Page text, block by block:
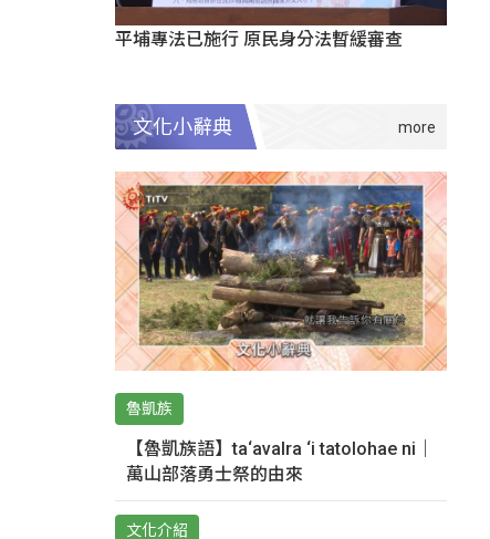
平埔專法已施行 原民身分法暫緩審查
文化小辭典
魯凱族
【魯凱族語】ta‘avalra ‘i tatolohae ni｜
萬山部落勇士祭的由來
文化介紹